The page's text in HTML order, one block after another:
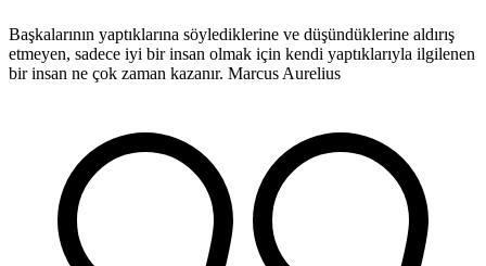
Başkalarının yaptıklarına söylediklerine ve düşündüklerine aldırış
etmeyen, sadece iyi bir insan olmak için kendi yaptıklarıyla ilgilenen
bir insan ne çok zaman kazanır. Marcus Aurelius